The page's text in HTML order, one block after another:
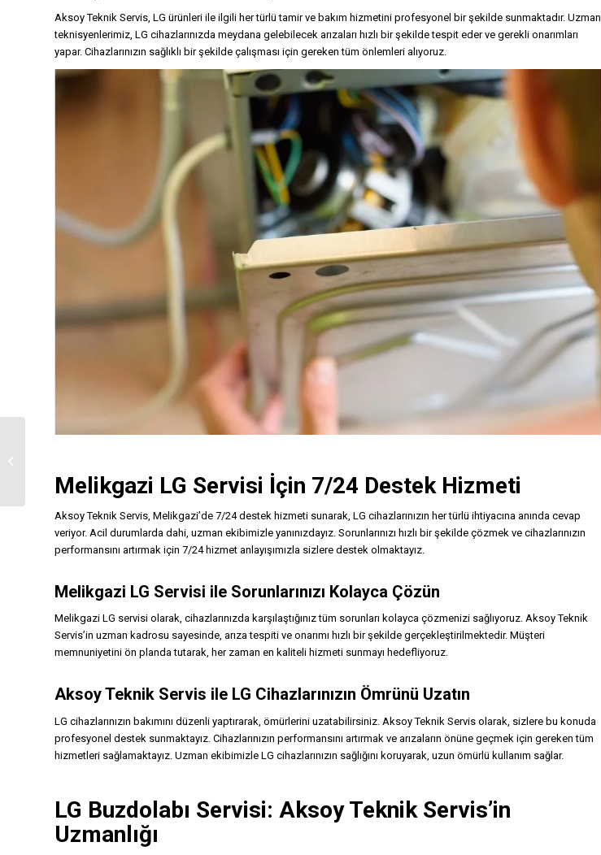
Aksoy Teknik Servis, LG ürünleri ile ilgili her türlü tamir ve bakım hizmetini profesyonel bir şekilde sunmaktadır. Uzman
teknisyenlerimiz, LG cihazlarınızda meydana gelebilecek arızaları hızlı bir şekilde tespit eder ve gerekli onarımları
yapar. Cihazlarınızın sağlıklı bir şekilde çalışması için gereken tüm önlemleri alıyoruz.
Melikgazi LG Servisi İçin 7/24 Destek Hizmeti
Aksoy Teknik Servis, Melikgazi’de 7/24 destek hizmeti sunarak, LG cihazlarınızın her türlü ihtiyacına anında cevap
veriyor. Acil durumlarda dahi, uzman ekibimizle yanınızdayız. Sorunlarınızı hızlı bir şekilde çözmek ve cihazlarınızın
performansını artırmak için 7/24 hizmet anlayışımızla sizlere destek olmaktayız.
Melikgazi LG Servisi ile Sorunlarınızı Kolayca Çözün
Melikgazi LG servisi olarak, cihazlarınızda karşılaştığınız tüm sorunları kolayca çözmenizi sağlıyoruz. Aksoy Teknik
Servis’in uzman kadrosu sayesinde, arıza tespiti ve onarımı hızlı bir şekilde gerçekleştirilmektedir. Müşteri
memnuniyetini ön planda tutarak, her zaman en kaliteli hizmeti sunmayı hedefliyoruz.
Aksoy Teknik Servis ile LG Cihazlarınızın Ömrünü Uzatın
LG cihazlarınızın bakımını düzenli yaptırarak, ömürlerini uzatabilirsiniz. Aksoy Teknik Servis olarak, sizlere bu konuda
profesyonel destek sunmaktayız. Cihazlarınızın performansını artırmak ve arızaların önüne geçmek için gereken tüm
hizmetleri sağlamaktayız. Uzman ekibimizle LG cihazlarınızın sağlığını koruyarak, uzun ömürlü kullanım sağlar.
LG Buzdolabı Servisi: Aksoy Teknik Servis’in
Uzmanlığı